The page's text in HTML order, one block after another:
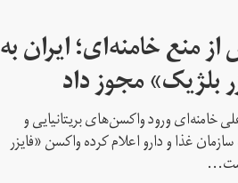
منع خامنه‌ای؛ ایران به
بلژیک» مجوز داد
خامنه‌ای ورود واکسن‌های بریتانیایی و
غذا و دارو اعلام کرده واکسن «فایزر